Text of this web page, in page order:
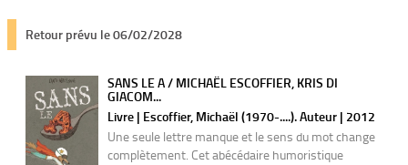
Retour prévu le 06/02/2028
SANS LE A / MICHAËL ESCOFFIER, KRIS DI
GIACOM...
Livre | Escoffier, Michaël (1970-....). Auteur | 2012
Une seule lettre manque et le sens du mot change
complètement. Cet abécédaire humoristique